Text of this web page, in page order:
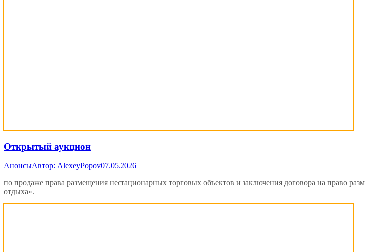
Открытый аукцион
АнонсыАвтор: AlexeyPopov07.05.2026
по продаже права размещения нестационарных торговых объектов и заключения договора на право
отдыха».